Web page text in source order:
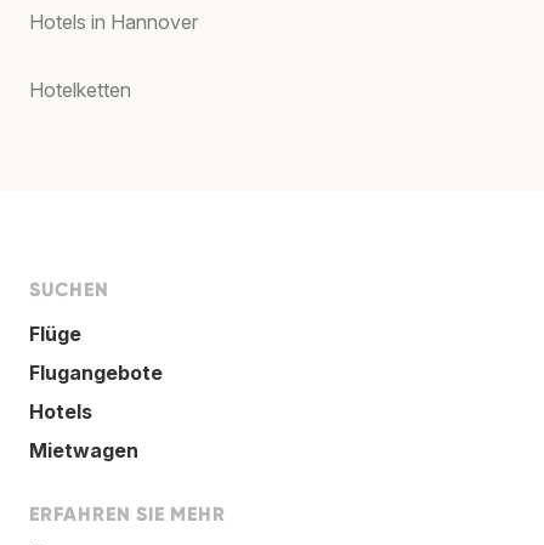
Hotels in Hannover
Hotelketten
SUCHEN
Flüge
Flugangebote
Hotels
Mietwagen
ERFAHREN SIE MEHR